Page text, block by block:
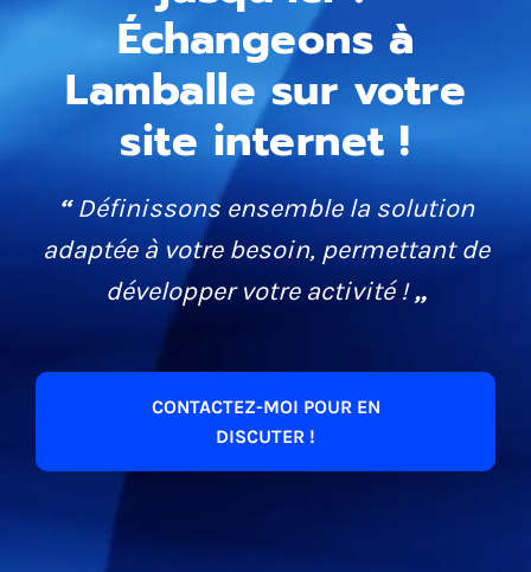
fermés et à 100 % pour toute création de
site internet. Une vraie relation de
confiance, rare et précieuse !
Échangeons à
Lamballe sur votre
site internet !
“ Définissons ensemble la solution
adaptée à votre besoin, permettant de
développer votre activité ! „
CONTACTEZ-MOI POUR EN
DISCUTER !